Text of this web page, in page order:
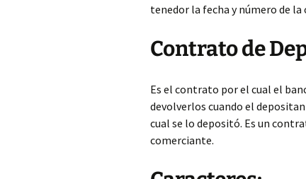
tenedor la fecha y número de la
Contrato de
Es el contrato por el cual el
devolverlos cuando el
cual se lo depositó. Es un
comerciante.